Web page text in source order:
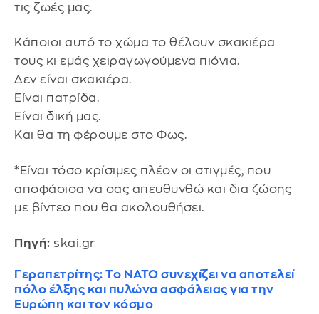
τις ζωές μας.
Κάποιοι αυτό το χώμα το θέλουν σκακιέρα
τους κι εμάς χειραγωγούμενα πιόνια.
Δεν είναι σκακιέρα.
Είναι πατρίδα.
Είναι δική μας.
Και θα τη φέρουμε στο Φως.
*Είναι τόσο κρίσιμες πλέον οι στιγμές, που
αποφάσισα να σας απευθυνθώ και δια ζώσης
με βίντεο που θα ακολουθήσει.
Πηγή: skai.gr
Γεραπετρίτης: Το ΝΑΤΟ συνεχίζει να αποτελεί
πόλο έλξης και πυλώνα ασφάλειας για την
Ευρώπη και τον κόσμο